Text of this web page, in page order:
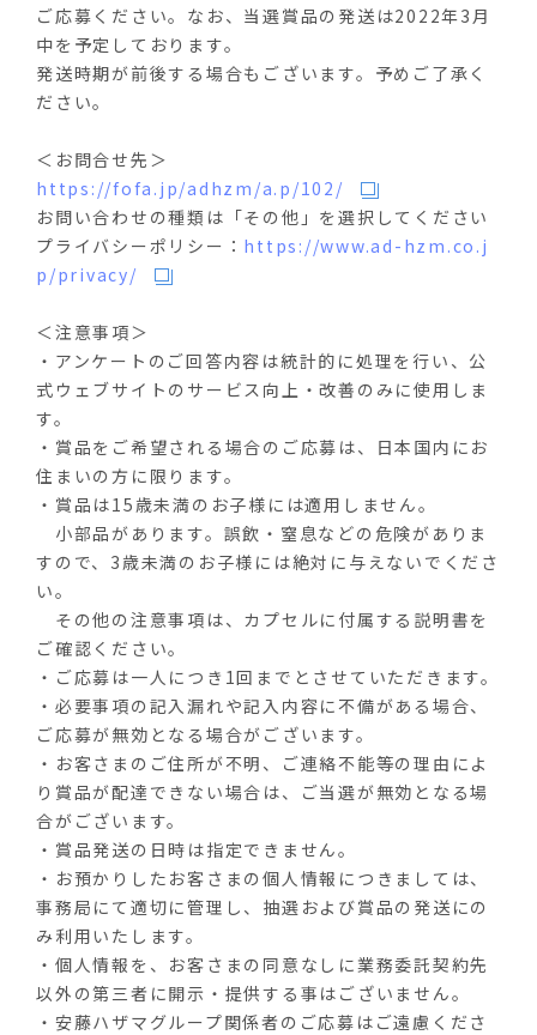
ご応募ください。なお、当選賞品の発送は2022年3月
中を予定しております。
発送時期が前後する場合もございます。予めご了承く
ださい。
＜お問合せ先＞
https://fofa.jp/adhzm/a.p/102/
お問い合わせの種類は「その他」を選択してください
プライバシーポリシー： https://www.ad-hzm.co.j
p/privacy/
＜注意事項＞
・アンケートのご回答内容は統計的に処理を行い、公
式ウェブサイトのサービス向上・改善のみに使用しま
す。
・賞品をご希望される場合のご応募は、日本国内にお
住まいの方に限ります。
・賞品は15歳未満のお子様には適用しません。
小部品があります。誤飲・窒息などの危険がありま
すので、3歳未満のお子様には絶対に与えないでくださ
い。
その他の注意事項は、カプセルに付属する説明書を
ご確認ください。
・ご応募は一人につき1回までとさせていただきます。
・必要事項の記入漏れや記入内容に不備がある場合、
ご応募が無効となる場合がございます。
・お客さまのご住所が不明、ご連絡不能等の理由によ
り賞品が配達できない場合は、ご当選が無効となる場
合がございます。
・賞品発送の日時は指定できません。
・お預かりしたお客さまの個人情報につきましては、
事務局にて適切に管理し、抽選および賞品の発送にの
み利用いたします。
・個人情報を、お客さまの同意なしに業務委託契約先
以外の第三者に開示・提供する事はございません。
・安藤ハザマグループ関係者のご応募はご遠慮くださ